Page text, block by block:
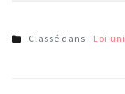
Classé dans : Loi